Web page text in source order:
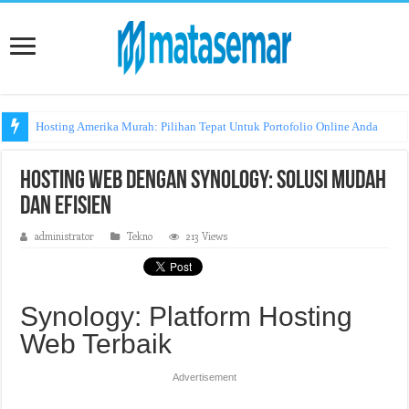
Hosting Amerika Murah: Pilihan Tepat Untuk Portofolio Online Anda
Hosting Web dengan Synology: Solusi Mudah
dan Efisien
administrator Tekno 213 Views
Synology: Platform Hosting
Web Terbaik
Advertisement